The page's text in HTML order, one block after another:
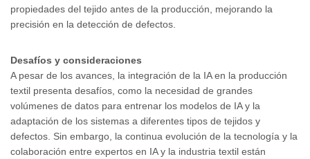
propiedades del tejido antes de la producción, mejorando la
precisión en la detección de defectos.
Desafíos y consideraciones
A pesar de los avances, la integración de la IA en la producción
textil presenta desafíos, como la necesidad de grandes
volúmenes de datos para entrenar los modelos de IA y la
adaptación de los sistemas a diferentes tipos de tejidos y
defectos. Sin embargo, la continua evolución de la tecnología y la
colaboración entre expertos en IA y la industria textil están